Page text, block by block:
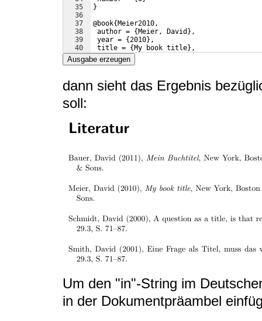
35
36
37
38
39
40
41
}
@book{ Meier2010,
author = { Meier, David } ,
year = {2010} ,
title = { My book title} ,
publisher =
Ausgabe erzeugen
dann sieht das Ergebnis
soll:
Um den "in"-String im
in der Dokumentpräambel